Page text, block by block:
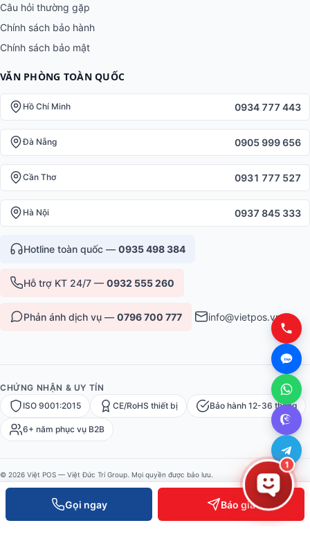
Gọi ngay Báo giá
Câu hỏi thường gặp
Chính sách bảo hành
Chính sách bảo mật
VĂN PHÒNG TOÀN QUỐC
Hồ Chí Minh 0934 777 443
Đà Nẵng 0905 999 656
Cần Thơ 0931 777 527
Hà Nội 0937 845 333
Hotline toàn quốc — 0935 498 384
Hỗ trợ KT 24/7 — 0932 555 260
Phản ánh dịch vụ — 0796 700 777 info@vietpos.vn
CHỨNG NHẬN & UY TÍN
ISO 9001:2015
CE/RoHS thiết bị Bảo hành 12-36 tháng
6+ năm phục vụ B2B
© 2026 Việt POS — Việt Đức Trí Group. Mọi quyền được bảo lưu.
Bảo mật·Điều khoản·Sitemap
1